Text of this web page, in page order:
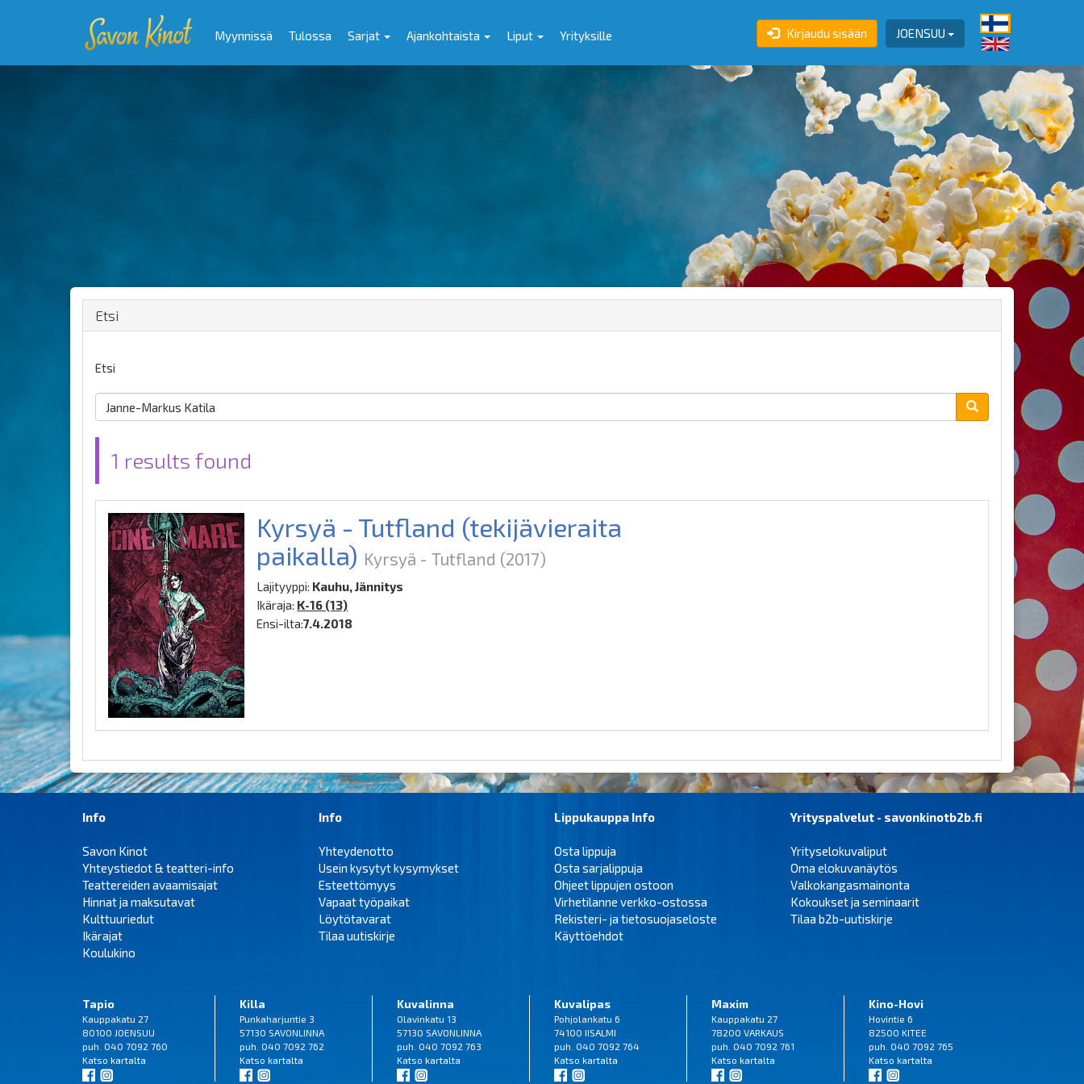
JOENSUU
Kirjaudu sisään
Myynnissä Tulossa Sarjat Ajankohtaista Liput Yrityksille
Etsi
Etsi
1 results found
Kyrsyä - Tutfland (tekijävieraita
paikalla) Kyrsyä - Tutfland (2017)
Lajityyppi: Kauhu, Jännitys
Ikäraja: K-16 (13)
Ensi-ilta:7.4.2018
Info
Savon Kinot
Yhteystiedot & teatteri-info
Teattereiden avaamisajat
Hinnat ja maksutavat
Kulttuuriedut
Ikärajat
Koulukino
Info
Yhteydenotto
Usein kysytyt kysymykset
Esteettömyys
Vapaat työpaikat
Löytötavarat
Tilaa uutiskirje
Lippukauppa Info
Osta lippuja
Osta sarjalippuja
Ohjeet lippujen ostoon
Virhetilanne verkko-ostossa
Rekisteri- ja tietosuojaseloste
Käyttöehdot
Yrityspalvelut - savonkinotb2b.fi
Yrityselokuvaliput
Oma elokuvanäytös
Valkokangasmainonta
Kokoukset ja seminaarit
Tilaa b2b-uutiskirje
Tapio
Kauppakatu 27
80100 JOENSUU
puh. 040 7092 760
Katso kartalta
Killa
Punkaharjuntie 3
57130 SAVONLINNA
puh. 040 7092 762
Katso kartalta
Kuvalinna
Olavinkatu 13
57130 SAVONLINNA
puh. 040 7092 763
Katso kartalta
Kuvalipas
Pohjolankatu 6
74100 IISALMI
puh. 040 7092 764
Katso kartalta
Maxim
Kauppakatu 27
78200 VARKAUS
puh. 040 7092 761
Katso kartalta
Kino-Hovi
Hovintie 6
82500 KITEE
puh. 040 7092 765
Katso kartalta